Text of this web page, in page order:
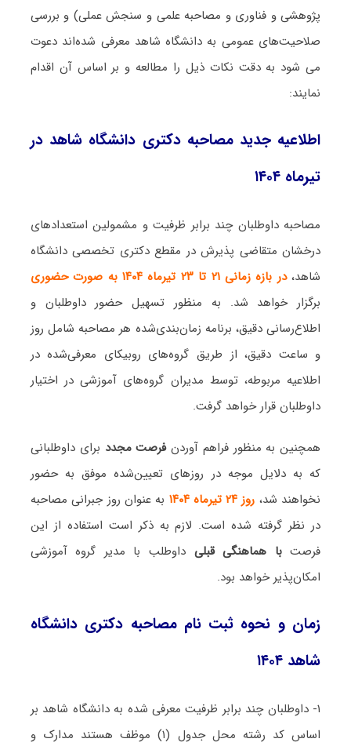
پژوهشی و فناوری و مصاحبه علمی و سنجش عملی) و بررسی
صلاحیت‌های عمومی به دانشگاه شاهد معرفی شده‌اند دعوت
می شود به دقت نکات ذیل را مطالعه و بر اساس آن اقدام
نمایند:
اطلاعیه جدید مصاحبه دکتری دانشگاه شاهد در
تیرماه ۱۴۰۴
مصاحبه داوطلبان چند برابر ظرفیت و مشمولین استعدادهای
درخشان متقاضی پذیرش در مقطع دکتری تخصصی دانشگاه
شاهد،در بازه زمانی ۲۱ تا ۲۳ تیرماه ۱۴۰۴ به صورت حضوری
برگزار خواهد شد. به منظور تسهیل حضور داوطلبان و
اطلاع‌رسانی دقیق، برنامه زمان‌بندی‌شده هر مصاحبه شامل روز
و ساعت دقیق، از طریق گروه‌های روبیکای معرفی‌شده در
اطلاعیه مربوطه، توسط مدیران گروه‌های آموزشی در اختیار
داوطلبان قرار خواهد گرفت.
همچنین به منظور فراهم آوردنفرصت مجدد برای داوطلبانی
که به دلایل موجه در روزهای تعیین‌شده موفق به حضور
نخواهند شد، روز ۲۴ تیرماه ۱۴۰۴
به عنوان روز جبرانی مصاحبه
در نظر گرفته شده است. لازم به ذکر است استفاده از این
فرصتبا هماهنگی قبلی داوطلب با مدیر گروه آموزشی
امکان‌پذیر خواهد بود.
زمان و نحوه ثبت نام مصاحبه دکتری دانشگاه
شاهد ۱۴۰۴
۱- داوطلبان چند برابر ظرفیت معرفی شده به دانشگاه شاهد بر
اساس کد رشته محل جدول (۱) موظف هستند مدارک و